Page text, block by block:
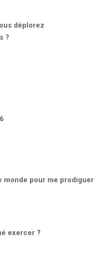
déplorez
?
monde pour me prodiguer
exercer ?